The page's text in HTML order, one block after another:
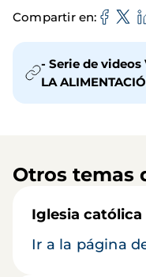
Compartir en
- Serie de videos
LA
Otros temas
Iglesia católica
Ir a la página